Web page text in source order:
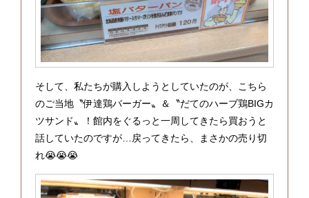
そして、私たちが購入しようとしていたのが、こちら
のご当地〝伊達鶏バーガー〟＆〝だてのハーブ鶏BIGカ
ツサンド〟！館内をぐるっと一周してきたら買おうと
話していたのですが…戻ってきたら、まさかの売り切
れ😭😭😭